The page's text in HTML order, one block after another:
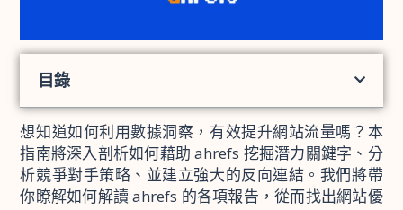
目錄
想知道如何利用數據洞察，有效提升網站流量嗎？本
指南將深入剖析如何藉助 ahrefs 挖掘潛力關鍵字、分
析競爭對手策略、並建立強大的反向連結。我們將帶
你瞭解如何解讀 ahrefs 的各項報告，從而找出網站優